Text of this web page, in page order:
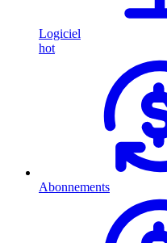
Logiciel
hot
Abonnements